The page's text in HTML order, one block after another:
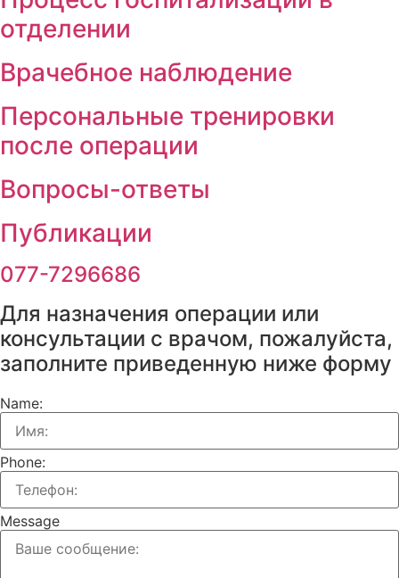
отделении
Врачебное наблюдение
Персональные тренировки
после операции
Вопросы-ответы
Публикации
077-7296686
Для назначения операции или
консультации с врачом,
заполните приведенную ниже форму
Name:
Phone:
Message